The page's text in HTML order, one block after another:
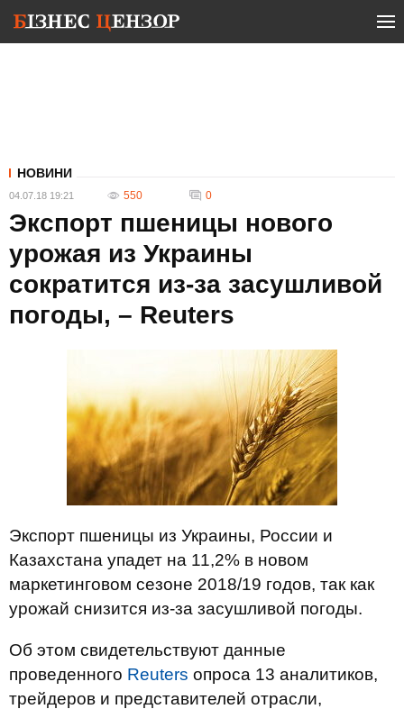
НОВИНИ
04.07.18 19:21 550 0
Экспорт пшеницы нового
урожая из Украины
сократится из-за засушливой
погоды, – Reuters
Экспорт пшеницы из Украины, России и
Казахстана упадет на 11,2% в новом
маркетинговом сезоне 2018/19 годов, так как
урожай снизится из-за засушливой погоды.
Об этом свидетельствуют данные
проведенного Reuters опроса 13 аналитиков,
трейдеров и представителей отрасли,